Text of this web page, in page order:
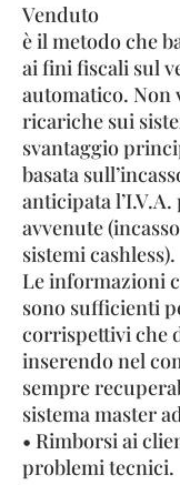
Venduto
è il metodo che
ai fini fiscali sul
automatico. Non
ricariche sui
svantaggio
basata
anticipata
avvenute
sistemi cashless).
Le informazioni
sono sufficienti
corrispettivi che
inserendo nel
sempre
sistema master
• Rimborsi ai
problemi tecnici.